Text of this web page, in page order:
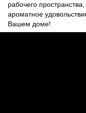
рабочего
ароматное
Вашем доме!